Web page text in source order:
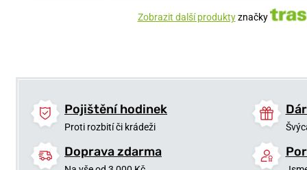
Zobrazit další produktyznačky
Pojištění hodinek
Proti rozbití či krádeži
Doprava zdarma